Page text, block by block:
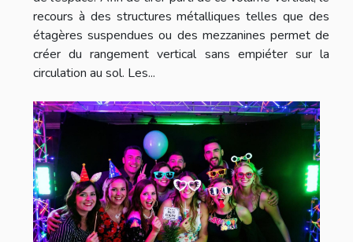
recours à des structures métalliques telles que des
étagères suspendues ou des mezzanines permet de
créer du rangement vertical sans empiéter sur la
circulation au sol. Les...